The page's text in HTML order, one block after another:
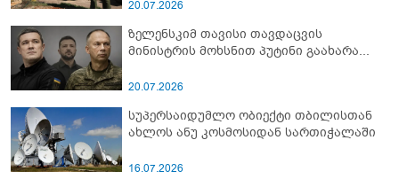
20.07.2026
ზელენსკიმ თავისი თავდაცვის
მინისტრის მოხსნით პუტინი გაახარა...
20.07.2026
სუპერსაიდუმლო ობიექტი თბილისთან
ახლოს ანუ კოსმოსიდან სართიჭალაში
16.07.2026